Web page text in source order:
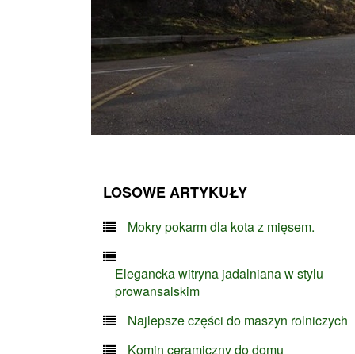
LOSOWE ARTYKUŁY
Mokry pokarm dla kota z mięsem.
Elegancka witryna jadalniana w stylu
prowansalskim
Najlepsze części do maszyn rolniczych
Komin ceramiczny do domu